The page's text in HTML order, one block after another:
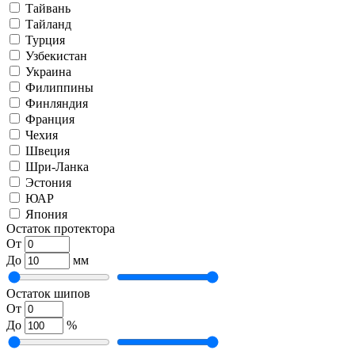
Тайвань
Тайланд
Турция
Узбекистан
Украина
Филиппины
Финляндия
Франция
Чехия
Швеция
Шри-Ланка
Эстония
ЮАР
Япония
Остаток протектора
От
До
мм
Остаток шипов
От
До
%